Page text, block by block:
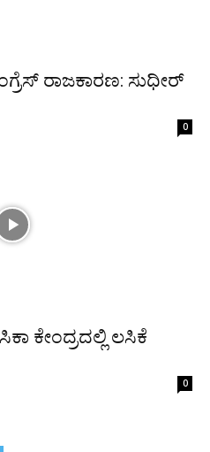
ರಾಜಕಾರಣ: ಸುಧೀರ್
0
ಕೇಂದ್ರದಲ್ಲಿ ಲಸಿಕೆ
0